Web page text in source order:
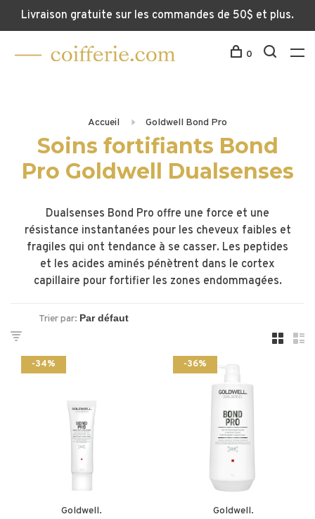
Livraison gratuite sur les commandes de 50$ et plus.
0
Accueil Goldwell Bond Pro
Soins fortifiants Bond
Pro Goldwell Dualsenses
Dualsenses Bond Pro offre une force et une
résistance instantanées pour les cheveux faibles et
fragiles qui ont tendance à se casser. Les peptides
et les acides aminés pénètrent dans le cortex
capillaire pour fortifier les zones endommagées.
Trier par:
-34%
Goldwell.
-36%
Goldwell.